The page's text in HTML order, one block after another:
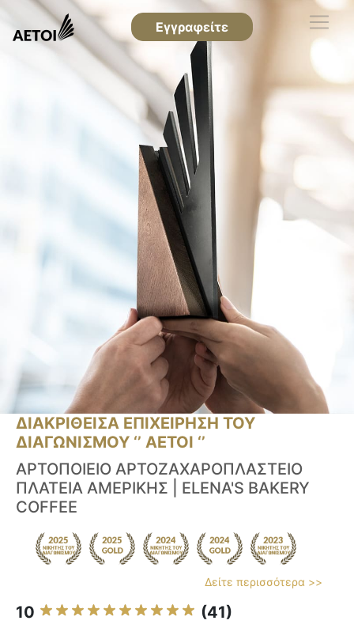
Εγγραφείτε
ΔΙΑΚΡΙΘΕΙΣΑ ΕΠΙΧΕΙΡΗΣΗ ΤΟΥ
ΔΙΑΓΩΝΙΣΜΟΥ ‘’ ΑΕΤΟΙ ‘’
ΑΡΤΟΠΟΙΕΙΟ ΑΡΤΟΖΑΧΑΡΟΠΛΑΣΤΕΙΟ
ΠΛΑΤΕΙΑ ΑΜΕΡΙΚΗΣ | ELENA'S BAKERY
COFFEE
Δείτε περισσότερα >>
10 (41)